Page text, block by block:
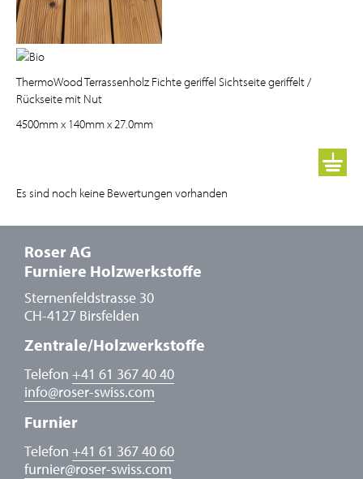
ThermoWood Terrassenholz Fichte geriffel Sichtseite geriffelt /
Rückseite mit Nut
4500mmx 140mmx27.0mm
Es sind noch keine Bewertungen vorhanden
Roser AG
Furniere Holzwerkstoffe
Sternenfeldstrasse 30
CH-4127 Birsfelden
Zentrale/Holzwerkstoffe
Telefon +41 61 367 40 40
info@roser-swiss.com
Furnier
Telefon +41 61 367 40 60
furnier@roser-swiss.com